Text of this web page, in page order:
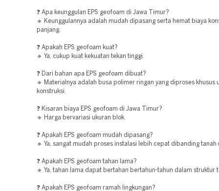
❓ Apa keunggulan EPS geofoam di Jawa Timur?
🔹 Keunggulannya adalah mudah dipasang serta hemat biaya
panjang.
❓ Apakah EPS geofoam kuat?
🔹 Ya, cukup kuat kekuatan tekan tinggi.
❓ Dari bahan apa EPS geofoam dibuat?
🔹 Materialnya adalah busa polimer ringan yang diproses khusus
konstruksi.
❓ Kisaran biaya EPS geofoam di Jawa Timur?
🔹 Harga bervariasi ukuran blok.
❓ Apakah EPS geofoam mudah dipasang?
🔹 Ya, sangat mudah proses instalasi lebih cepat dibanding tanah
❓ Apakah EPS geofoam tahan lama?
🔹 Ya, tahan lama dapat bertahan bertahun-tahun dalam struktur
❓ Apakah EPS geofoam ramah lingkungan?